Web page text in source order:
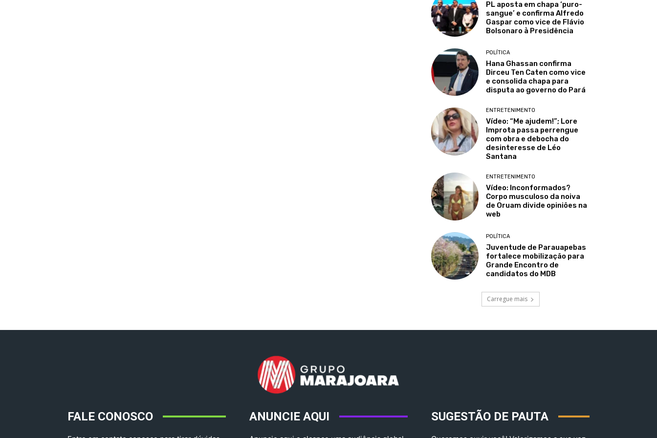
PL aposta em chapa ‘puro-
sangue’ e confirma Alfredo
Gaspar como vice de Flávio
Bolsonaro à Presidência
POLÍTICA
Hana Ghassan confirma
Dirceu Ten Caten como vice
e consolida chapa para
disputa ao governo do Pará
ENTRETENIMENTO
Vídeo: “Me ajudem!”; Lore
Improta passa perrengue
com obra e debocha do
desinteresse de Léo
Santana
ENTRETENIMENTO
Vídeo: Inconformados?
Corpo musculoso da noiva
de Oruam divide opiniões na
web
POLÍTICA
Juventude de Parauapebas
fortalece mobilização para
Grande Encontro de
candidatos do MDB
Carregue mais
FALE CONOSCO ANUNCIE AQUI SUGESTÃO DE PAUTA